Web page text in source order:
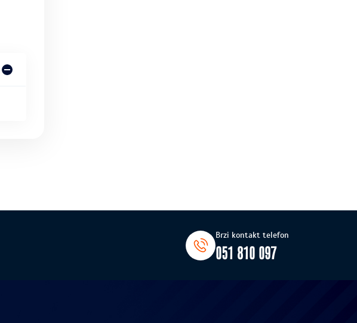
Brzi kontakt telefon
051 810 097